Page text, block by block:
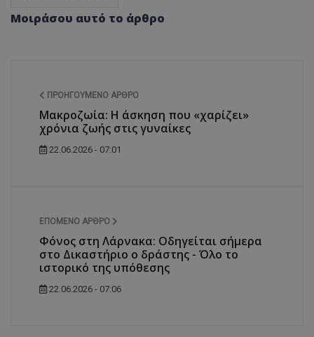
Μοιράσου αυτό το άρθρο
ΠΡΟΗΓΟΎΜΕΝΟ ΆΡΘΡΟ
Μακροζωία: Η άσκηση που «χαρίζει»
χρόνια ζωής στις γυναίκες
22.06.2026 - 07:01
ΕΠΌΜΕΝΟ ΆΡΘΡΟ
Φόνος στη Λάρνακα: Οδηγείται σήμερα
στο Δικαστήριο ο δράστης - Όλο το
ιστορικό της υπόθεσης
22.06.2026 - 07:06
VISITOR_PRIVACY_METADATA
YouTube
.youtube.com